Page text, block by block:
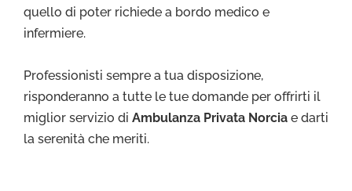
quello di poter richiede a bordo medico e
infermiere.
Professionisti sempre a tua disposizione,
risponderanno a tutte le tue domande per offrirti il
miglior servizio di Ambulanza Privata Norcia e darti
la serenità che meriti.